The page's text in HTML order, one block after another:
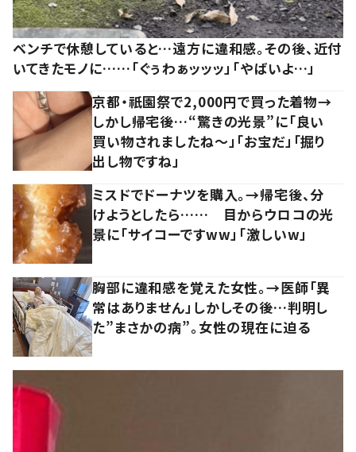
ベンチで休憩していると…遠方に違和感。その後、近付
いてきたモノに……「ぐぅわぁッッッ」「やばいよ…」
京都・祇園祭で2,000円で買った着物→
しかし帰宅後…“驚きの光景”に「良い
買い物されましたね～」「お宝だ」「掘り
出し物ですね」
ミスドでドーナツを購入。→帰宅後、分
けようとしたら…… 目からウロコの光
景に「サイコーですww」「激しいw」
胸部に違和感を覚えた女性。→医師「異
常はありません」しかしその後…判明し
た”まさかの病”。女性の現在に迫る